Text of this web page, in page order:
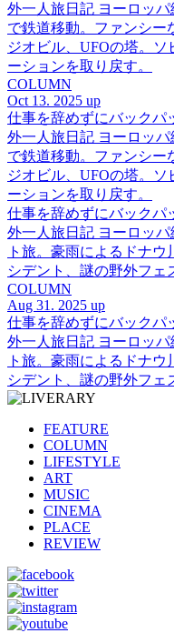
外一人旅日記 ヨーロッ
で鉄道移動。ファンシー
ジオビル、UFOの塔。
ーションを取り戻す。
COLUMN
Oct 13. 2025 up
仕事を辞めずにバックパ
外一人旅日記 ヨーロッ
で鉄道移動。ファンシー
ジオビル、UFOの塔。
ーションを取り戻す。
仕事を辞めずにバックパ
外一人旅日記 ヨーロッ
ト旅。豪雨によるドナ
シデント、謎の野外フェ
COLUMN
Aug 31. 2025 up
仕事を辞めずにバックパ
外一人旅日記 ヨーロッ
ト旅。豪雨によるドナ
シデント、謎の野外フェ
FEATURE
COLUMN
LIFESTYLE
ART
MUSIC
CINEMA
PLACE
REVIEW